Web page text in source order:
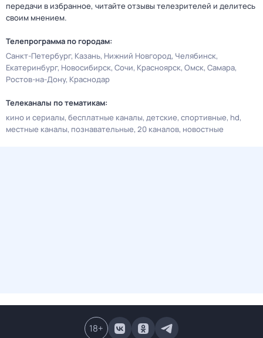
передачи в избранное, читайте отзывы телезрителей и делитесь
своим мнением.
Телепрограмма по городам:
Санкт-Петербург Казань Нижний Новгород Челябинск
Екатеринбург Новосибирск Сочи Красноярск Омск Самара
Ростов-на-Дону Краснодар
Телеканалы по тематикам:
кино и сериалы бесплатные каналы детские спортивные hd
местные каналы познавательные 20 каналов новостные
18+